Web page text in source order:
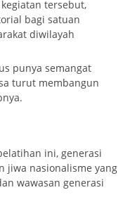
tersebut,
bagi satuan
diwilayah
punya semangat
turut membangun
ini, generasi
jiwa nasionalisme yang
wawasan generasi